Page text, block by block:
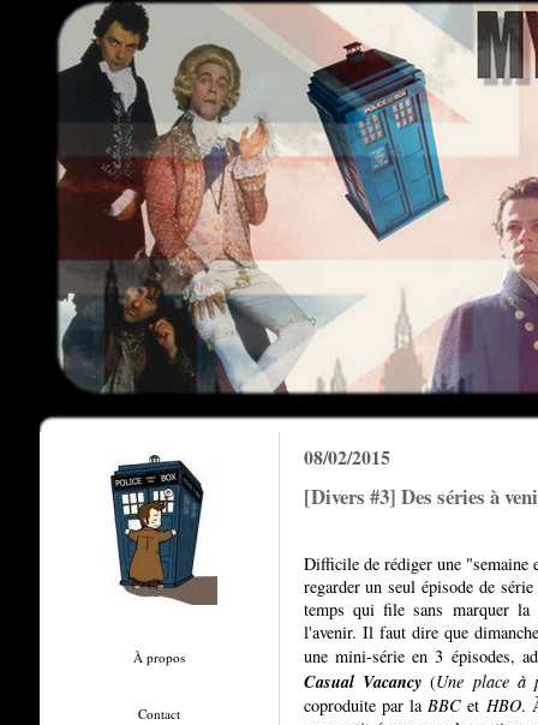
À propos
Contact
08/02/2015
[Divers #3] Des séries à
Difficile de rédiger une "semaine
regarder un seul épisode de
temps qui file sans marquer la
l'avenir. Il faut dire que
une mini-série en 3 épisodes,
Casual Vacancy(Une place à
coproduite par laBBC et HBO.